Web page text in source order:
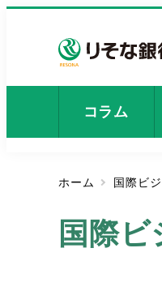
コ
コラム
ホーム 国際ビ
国際ビ